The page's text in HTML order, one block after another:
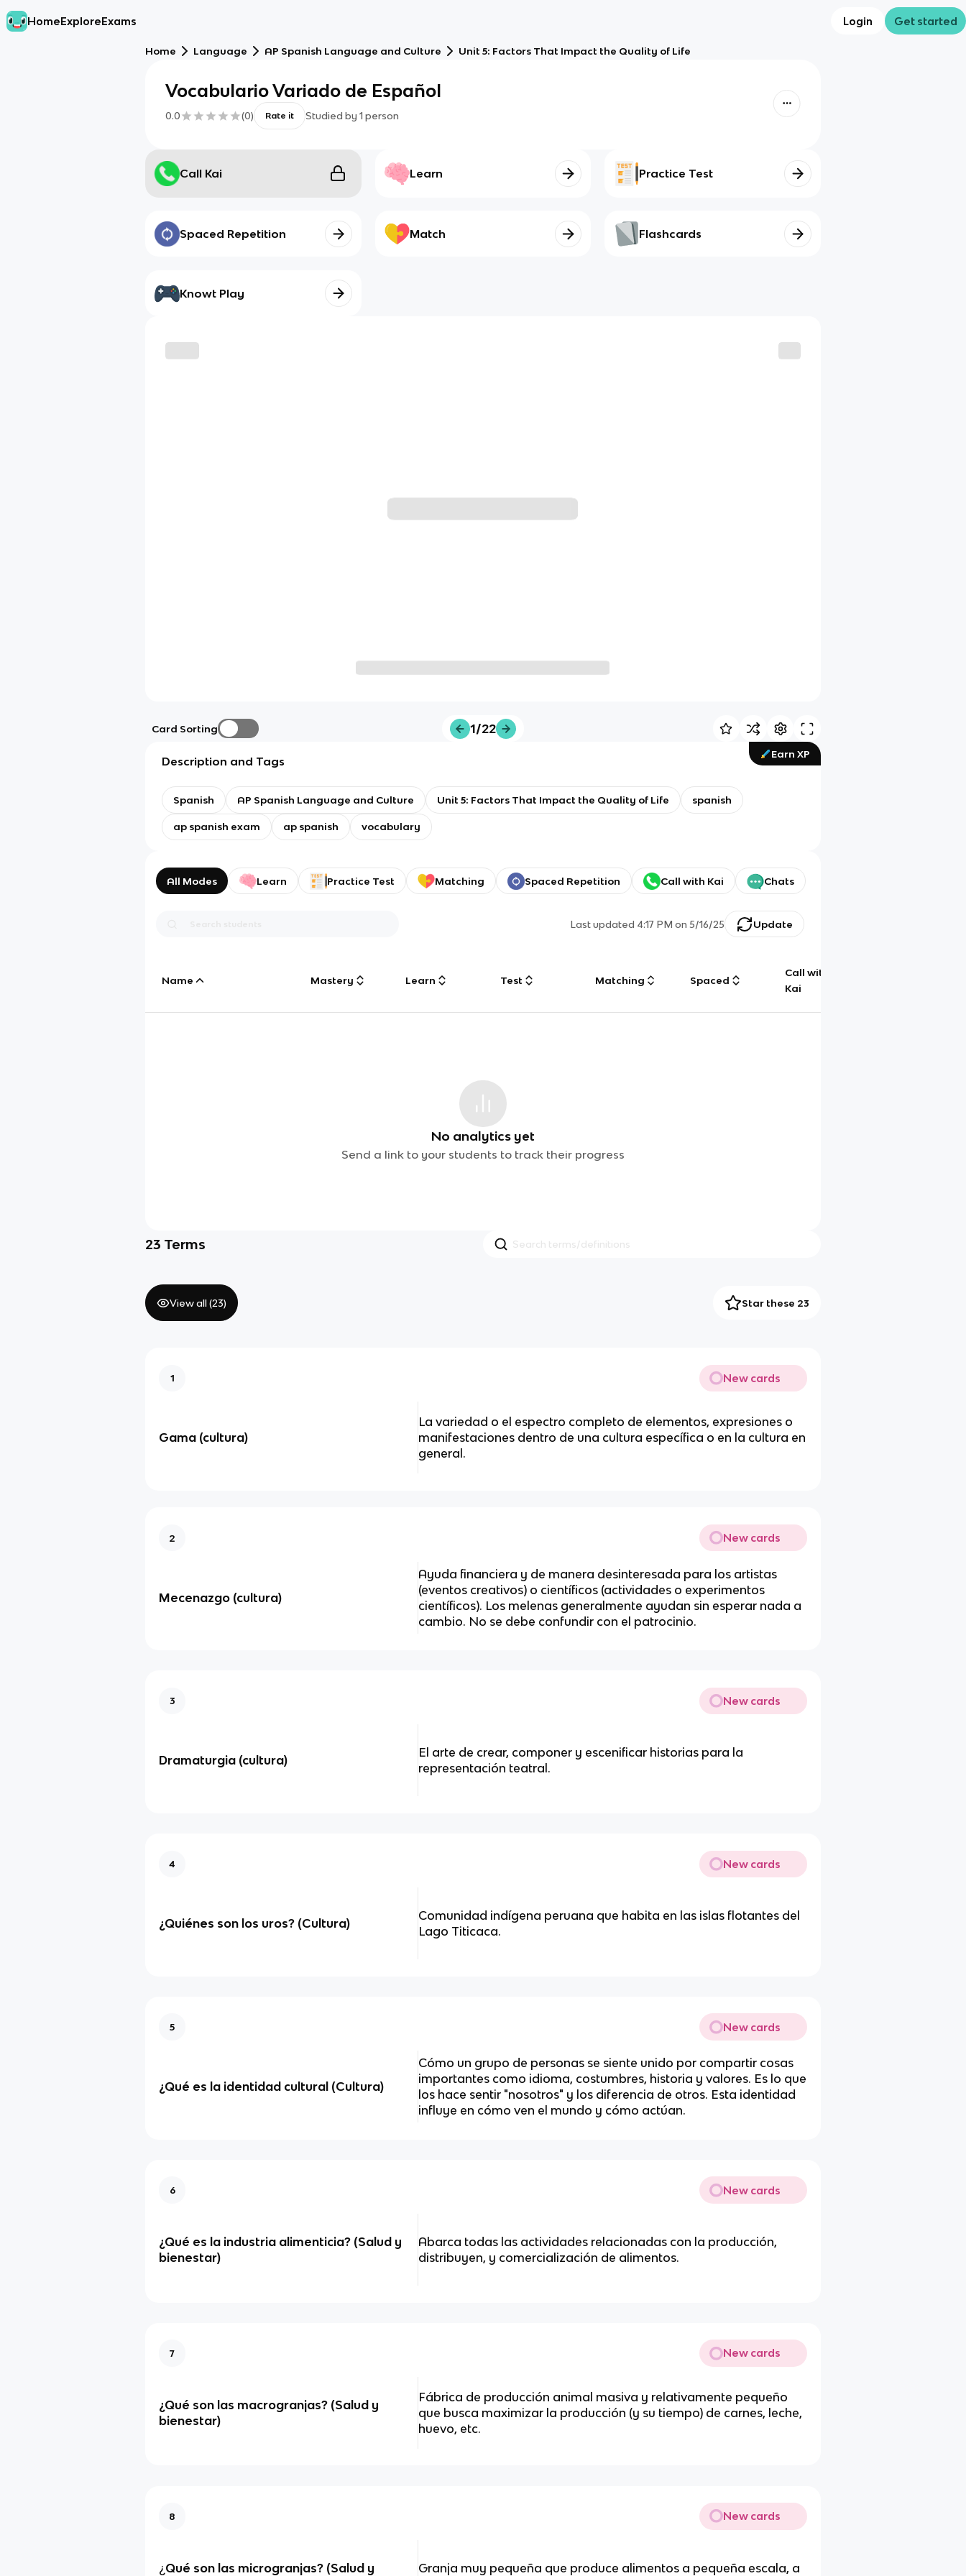
HomeExploreExams Login Get started
Home Language AP Spanish Language and Culture Unit 5: Factors That Impact the Quality of Life
Vocabulario Variado de Español
0.0 (0) Rate it Studied by 1 person
Call Kai Learn Practice Test
Spaced Repetition Match Flashcards
Knowt Play
Card Sorting 1/22
Earn XP
Description and Tags
Spanish AP Spanish Language and Culture Unit 5: Factors That Impact the Quality of Life spanish
ap spanish exam ap spanish vocabulary
All Modes Learn Practice Test Matching Spaced Repetition Call with Kai Chats
Last updated 4:17 PM on 5/16/25 Update
Name Mastery Learn Test Matching Spaced
Call with
Kai
No analytics yet
Send a link to your students to track their progress
23 Terms
View all (23) Star these 23
1 New cards
Gama (cultura)
La variedad o el espectro completo de elementos, expresiones o
manifestaciones dentro de una cultura específica o en la cultura en
general.
2 New cards
Mecenazgo (cultura)
Ayuda financiera y de manera desinteresada para los artistas
(eventos creativos) o científicos (actividades o experimentos
científicos). Los melenas generalmente ayudan sin esperar nada a
cambio. No se debe confundir con el patrocinio.
3 New cards
Dramaturgia (cultura)
El arte de crear, componer y escenificar historias para la
representación teatral.
4 New cards
¿Quiénes son los uros? (Cultura)
Comunidad indígena peruana que habita en las islas flotantes del
Lago Titicaca.
5 New cards
¿Qué es la identidad cultural (Cultura)
Cómo un grupo de personas se siente unido por compartir cosas
importantes como idioma, costumbres, historia y valores. Es lo que
los hace sentir "nosotros" y los diferencia de otros. Esta identidad
influye en cómo ven el mundo y cómo actúan.
6 New cards
¿Qué es la industria alimenticia? (Salud y
bienestar)
Abarca todas las actividades relacionadas con la producción,
distribuyen, y comercialización de alimentos.
7 New cards
¿Qué son las macrogranjas? (Salud y
bienestar)
Fábrica de producción animal masiva y relativamente pequeño
que busca maximizar la producción (y su tiempo) de carnes, leche,
huevo, etc.
8 New cards
¿ Qué son las microgranjas? (Salud y Granja muy pequeña que produce alimentos a pequeña escala, a